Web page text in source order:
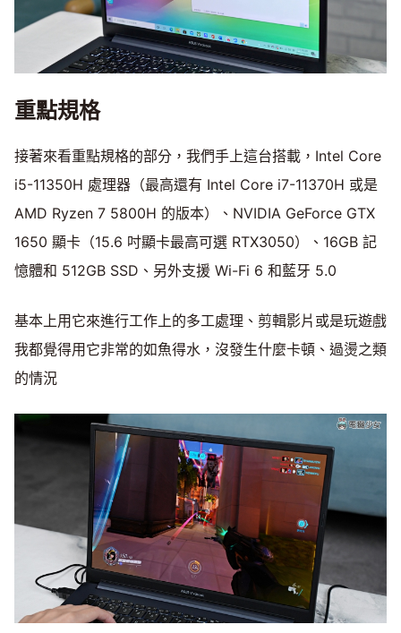
重點規格
接著來看重點規格的部分，我們手上這台搭載，Intel Core
i5-11350H 處理器（最高還有 Intel Core i7-11370H 或是
AMD Ryzen 7 5800H 的版本）、NVIDIA GeForce GTX
1650 顯卡（15.6 吋顯卡最高可選 RTX3050）、16GB 記
憶體和 512GB SSD、另外支援 Wi-Fi 6 和藍牙 5.0
基本上用它來進行工作上的多工處理、剪輯影片或是玩遊戲
我都覺得用它非常的如魚得水，沒發生什麼卡頓、過燙之類
的情況